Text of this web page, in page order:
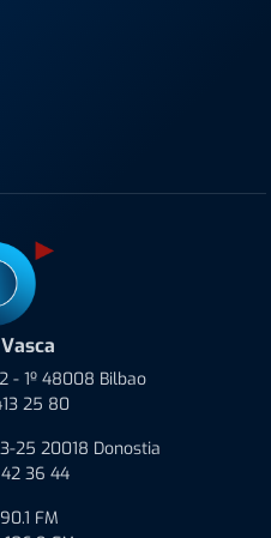
- 1º 48008 Bilbao
25 80
25 20018 Donostia
36 44
90.1 FM